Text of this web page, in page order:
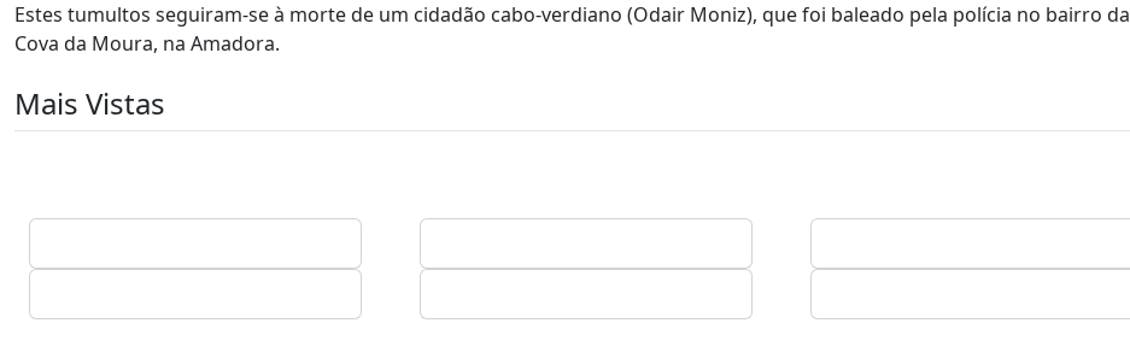
Estes tumultos seguiram-se à morte de um cidadão cabo-verdiano (Odair Moniz), que foi baleado pela polícia no bairro da
Cova da Moura, na Amadora.
Mais Vistas